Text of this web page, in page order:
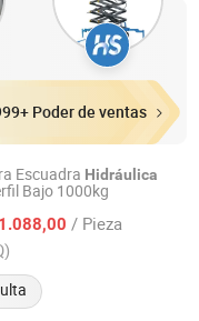
Poder de ventas
Escuadra Hidráulica
Bajo 1000kg
/ Pieza
Ltd.